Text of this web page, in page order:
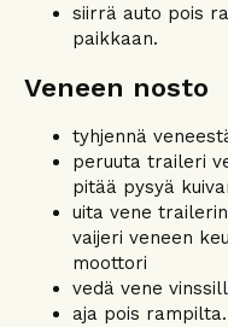
siirrä auto pois
paikkaan.
Veneen nosto
tyhjennä
peruuta traileri
pitää pysyä
uita vene
vaijeri veneen
moottori
vedä vene
aja pois rampilta.